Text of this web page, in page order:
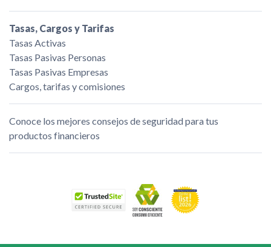
Tasas, Cargos y Tarifas
Tasas Activas
Tasas Pasivas Personas
Tasas Pasivas Empresas
Cargos, tarifas y comisiones
Conoce los mejores consejos de seguridad para tus
productos financieros